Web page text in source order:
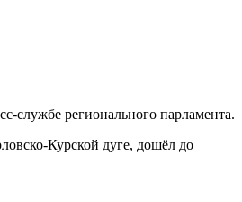
службе регионального парламента.
Курской дуге, дошёл до